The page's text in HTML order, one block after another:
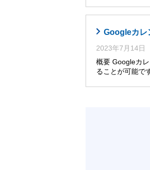
Googleカレ
2023年7月14日
概要 Googleカ
ることが可能で